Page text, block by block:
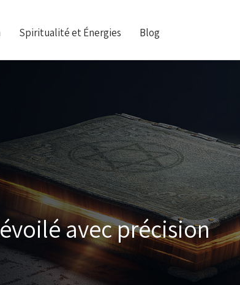
Spiritualité et Énergies Blog
avec précision